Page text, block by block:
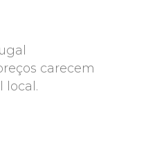
carecem
local.